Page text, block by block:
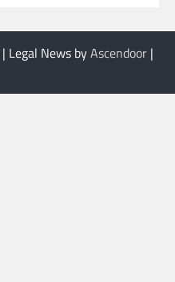
| Legal News byAscendoor |